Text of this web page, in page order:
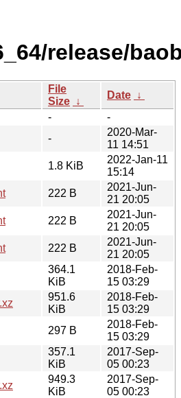
release/
File
Size ↓
Date ↓
-
-
-
2020-Mar-
11 14:51
1.8 KiB
2022-Jan-11
15:14
222 B
2021-Jun-
21 20:05
222 B
2021-Jun-
21 20:05
222 B
2021-Jun-
21 20:05
364.1
KiB
2018-Feb-
15 03:29
951.6
KiB
2018-Feb-
15 03:29
297 B
2018-Feb-
15 03:29
357.1
KiB
2017-Sep-
05 00:23
949.3
KiB
2017-Sep-
05 00:23